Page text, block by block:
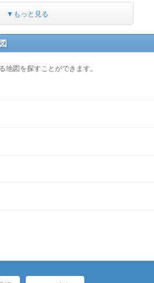
▼もっと見る
地図を探すことができます。